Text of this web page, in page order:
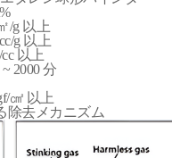
/g 以上
g 以上
cc 以上
~ 2000 分
㎠ 以上
除去メカニズム